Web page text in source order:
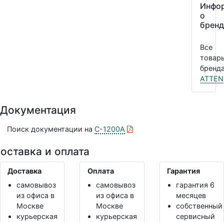
о
Все
ATTEN
Документация
Поиск документации наC-1200A
и оплата
Доставка
самовывоз
из офиса в
Москве
курьерская
Оплата
самовывоз
из офиса в
Москве
курьерская
Гарантия
гарантия 6
месяцев
собственный
сервисный